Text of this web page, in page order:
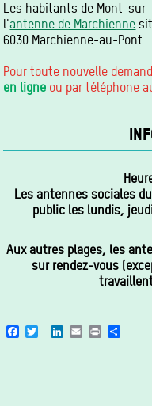
Les habitants de Mont-
l'antenne de Marchienne
6030 Marchienne-au-Pont.
Pour toute nouvelle
en ligne ou par téléphone
Les antennes sociales
public les lundis,
Aux autres plages, les
sur rendez-vous
Facebook
TwitterLinkedIn
EmailPrint